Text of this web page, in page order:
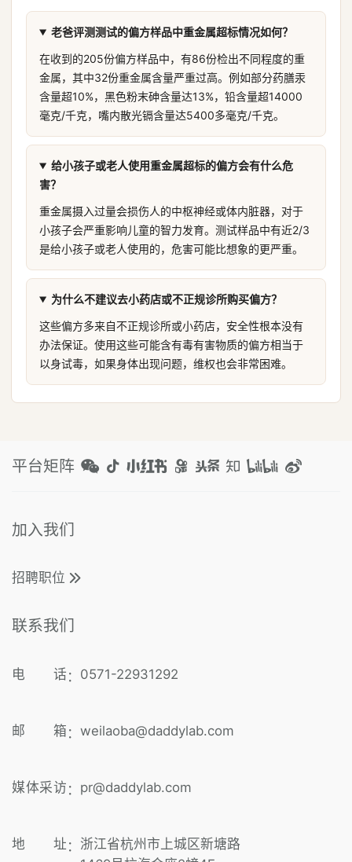
老爸评测测试的偏方样品中重金属超标情况如何？
在收到的205份偏方样品中，有86份检出不同程度的重
金属，其中32份重金属含量严重过高。例如部分药膳汞
含量超10%，黑色粉末砷含量达13%，铅含量超14000
毫克/千克，嘴内散光镉含量达5400多毫克/千克。
给小孩子或老人使用重金属超标的偏方会有什么危
害？
重金属摄入过量会损伤人的中枢神经或体内脏器，对于
小孩子会严重影响儿童的智力发育。测试样品中有近2/3
是给小孩子或老人使用的，危害可能比想象的更严重。
为什么不建议去小药店或不正规诊所购买偏方？
这些偏方多来自不正规诊所或小药店，安全性根本没有
办法保证。使用这些可能含有毒有害物质的偏方相当于
以身试毒，如果身体出现问题，维权也会非常困难。
平台矩阵
加入我们
招聘职位
联系我们
电 话 ： 0571-22931292
邮 箱 ： weilaoba@daddylab.com
媒体采访 ： pr@daddylab.com
地 址 ： 浙江省杭州市上城区新塘路